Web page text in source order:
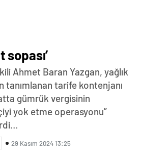
Ahmet Baran Yazgan, yağlık
tanımlanan tarife kontenjanı
gümrük vergisinin
yok etme operasyonu”
29 Kasım 2024 13:25